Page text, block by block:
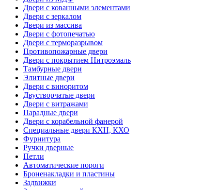
Двери с кованными элементами
Двери с зеркалом
Двери из массива
Двери с фотопечатью
Двери с терморазрывом
Противопожарные двери
Двери с покрытием Нитроэмаль
Тамбурные двери
Элитные двери
Двери с виноритом
Двустворчатые двери
Двери с витражами
Парадные двери
Двери с корабельной фанерой
Специальные двери КХН, КХО
Фурнитура
Ручки дверные
Петли
Автоматические пороги
Броненакладки и пластины
Задвижки